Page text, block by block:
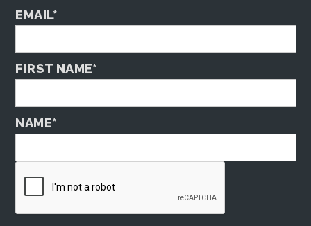
EMAIL*
FIRST NAME*
NAME*